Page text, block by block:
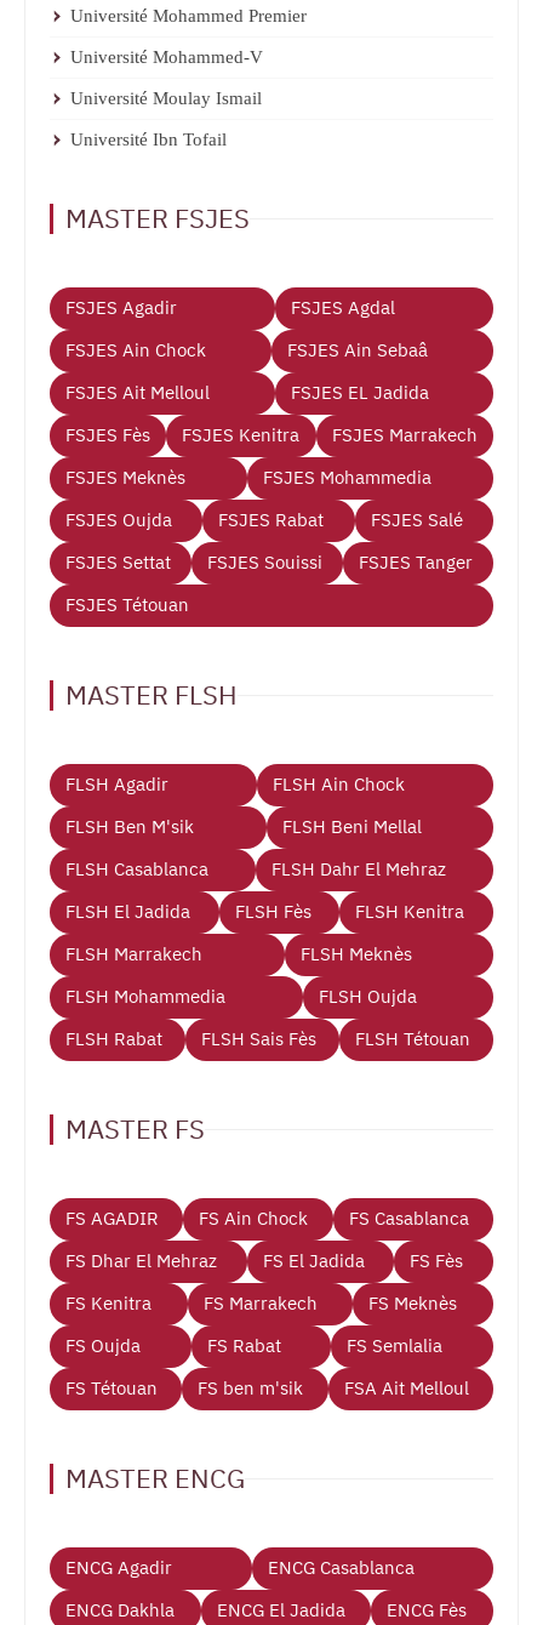
Université Mohammed Premier
Université Mohammed-V
Université Moulay Ismail
Université Ibn Tofail
MASTER FSJES
FSJES Agadir
FSJES Agdal
FSJES Ain Chock
FSJES Ain Sebaâ
FSJES Ait Melloul
FSJES EL Jadida
FSJES Fès
FSJES Kenitra
FSJES Marrakech
FSJES Meknès
FSJES Mohammedia
FSJES Oujda
FSJES Rabat
FSJES Salé
FSJES Settat
FSJES Souissi
FSJES Tanger
FSJES Tétouan
MASTER FLSH
FLSH Agadir
FLSH Ain Chock
FLSH Ben M'sik
FLSH Beni Mellal
FLSH Casablanca
FLSH Dahr El Mehraz
FLSH El Jadida
FLSH Fès
FLSH Kenitra
FLSH Marrakech
FLSH Meknès
FLSH Mohammedia
FLSH Oujda
FLSH Rabat
FLSH Sais Fès FLSH Tétouan
MASTER FS
FS AGADIR FS Ain Chock
FS Casablanca
FS Dhar El Mehraz
FS El Jadida
FS Fès
FS Kenitra
FS Marrakech
FS Meknès
FS Oujda
FS Rabat
FS Semlalia
FS Tétouan
FS ben m'sik FSA Ait Melloul
MASTER ENCG
ENCG Agadir
ENCG Casablanca
ENCG Dakhla
ENCG El Jadida
ENCG Fès